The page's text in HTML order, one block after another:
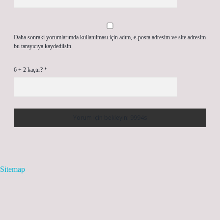
Daha sonraki yorumlarımda kullanılması için adım, e-posta adresim ve site adresim
bu tarayıcıya kaydedilsin.
6 + 2 kaçtır? *
Sitemap